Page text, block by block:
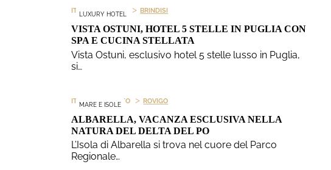
LUXURY HOTEL
ITALIA > PUGLIA > BRINDISI
VISTA OSTUNI, HOTEL 5 STELLE IN PUGLIA CON
SPA E CUCINA STELLATA
Vista Ostuni, esclusivo hotel 5 stelle lusso in Puglia,
si…
MARE E ISOLE
ITALIA > VENETO > ROVIGO
ALBARELLA, VACANZA ESCLUSIVA NELLA
NATURA DEL DELTA DEL PO
L’Isola di Albarella si trova nel cuore del Parco
Regionale…